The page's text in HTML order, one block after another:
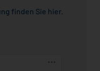
finden Sie hier.